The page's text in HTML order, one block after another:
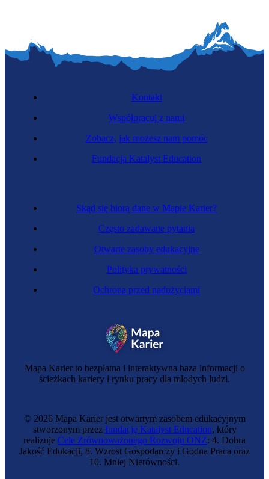
Mapa Karier to bezpłatna i interaktywna baza informacji o
ścieżkach kariery i rynku pracy dla młodych ludzi.
Skąd się biorą dane w Mapie Karier?
Często zadawane pytania
Otwarte zasoby edukacyjne
Polityka prywatności
Ochrona przed nadużyciami
Kontakt
Współpracuj z nami
Zobacz, jak możesz nam pomóc
Fundacja Katalyst Education
© 2026 Mapa Karier jest otwartym zasobem edukacyjnym
stworzonym przez fundację Katalyst Education, który
realizuje Cele Zrównoważonego Rozwoju ONZ: 4. Dobra
Jakość Edukacji, 8. Wzrost Gospodarczy i Godna Praca oraz
10. Mniej Nierówności.